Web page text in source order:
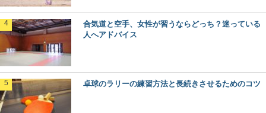
合気道と空手、女性が習うならどっち？迷っている
人へアドバイス
卓球のラリーの練習方法と長続きさせるためのコツ